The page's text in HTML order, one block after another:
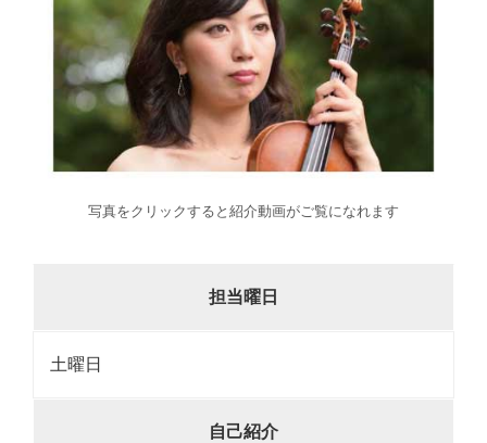
写真をクリックすると紹介動画がご覧になれます
担当曜日
土曜日
自己紹介